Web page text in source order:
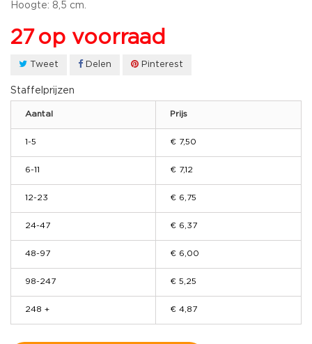
Hoogte: 8,5 cm.
27 op voorraad
Tweet Delen Pinterest
Staffelprijzen
Aantal Prijs
1-5 € 7,50
6-11 € 7,12
12-23 € 6,75
24-47 € 6,37
48-97 € 6,00
98-247 € 5,25
248 + € 4,87